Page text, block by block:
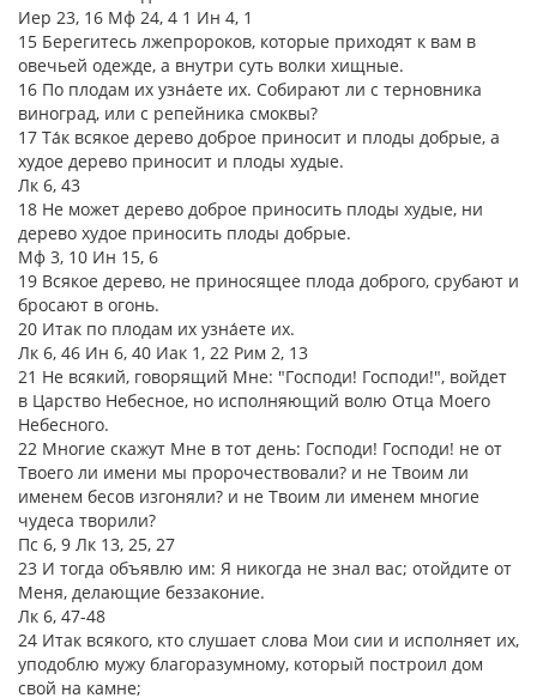
Иер 23, 16 Мф 24, 4 1 Ин 4, 1
15 Берегитесь лжепророков, которые приходят к вам в
овечьей одежде, а внутри суть волки хищные.
16 По плодам их узна́ете их. Собирают ли с терновника
виноград, или с репейника смоквы?
17 Та́к всякое дерево доброе приносит и плоды добрые, а
худое дерево приносит и плоды худые.
Лк 6, 43
18 Не может дерево доброе приносить плоды худые, ни
дерево худое приносить плоды добрые.
Мф 3, 10 Ин 15, 6
19 Всякое дерево, не приносящее плода доброго, срубают и
бросают в огонь.
20 Итак по плодам их узна́ете их.
Лк 6, 46 Ин 6, 40 Иак 1, 22 Рим 2, 13
21 Не всякий, говорящий Мне: "Господи! Господи!", войдет
в Царство Небесное, но исполняющий волю Отца Моего
Небесного.
22 Многие скажут Мне в тот день: Господи! Господи! не от
Твоего ли имени мы пророчествовали? и не Твоим ли
именем бесов изгоняли? и не Твоим ли именем многие
чудеса творили?
Пс 6, 9 Лк 13, 25, 27
23 И тогда объявлю им: Я никогда не знал вас; отойдите от
Меня, делающие беззаконие.
Лк 6, 47-48
24 Итак всякого, кто слушает слова Мои сии и исполняет их,
уподоблю мужу благоразумному, который построил дом
свой на камне;